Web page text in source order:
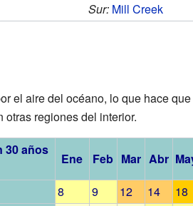
Sur: Mill Creek
el aire del océano, lo que hace
regiones del interior.
30 años
Ene Feb Mar Abr
8 9 12 14 18